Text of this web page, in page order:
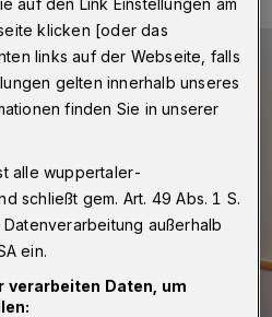
klicken [oder das
links auf der Webseite, falls
gelten innerhalb unseres
finden Sie in unserer
alle wuppertaler-
schließt gem. Art. 49 Abs. 1 S.
Datenverarbeitung außerhalb
ein.
verarbeiten Daten, um